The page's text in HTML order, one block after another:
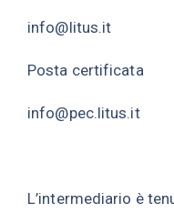
info@litus.it
Posta certificata
info@pec.litus.it
L’intermediario è